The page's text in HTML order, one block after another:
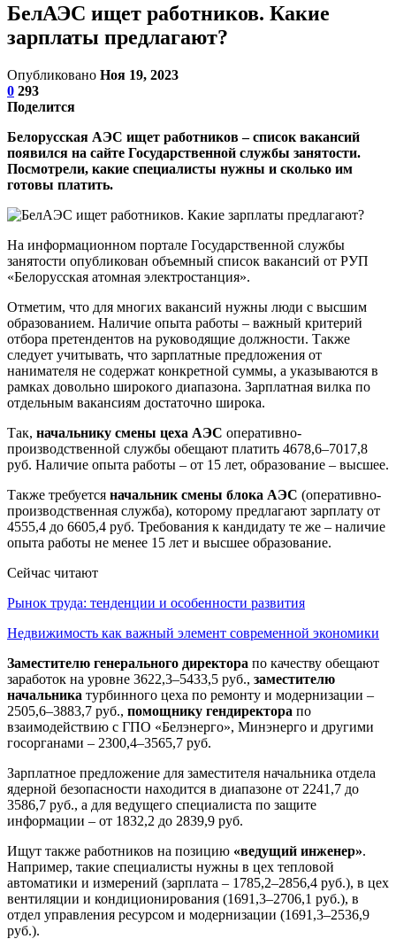
БелАЭС ищет работников. Какие
зарплаты предлагают?
Опубликовано Ноя 19, 2023
0 293
Поделится
Белорусская АЭС ищет работников – список вакансий
появился на сайте Государственной службы занятости.
Посмотрели, какие специалисты нужны и сколько им
готовы платить.
На информационном портале Государственной службы
занятости опубликован объемный список вакансий от РУП
«Белорусская атомная электростанция».
Отметим, что для многих вакансий нужны люди с высшим
образованием. Наличие опыта работы – важный критерий
отбора претендентов на руководящие должности. Также
следует учитывать, что зарплатные предложения от
нанимателя не содержат конкретной суммы, а указываются в
рамках довольно широкого диапазона. Зарплатная вилка по
отдельным вакансиям достаточно широка.
Так, начальнику смены цеха АЭС оперативно-
производственной службы обещают платить 4678,6–7017,8
руб. Наличие опыта работы – от 15 лет, образование – высшее.
Также требуется начальник смены блока АЭС (оперативно-
производственная служба), которому предлагают зарплату от
4555,4 до 6605,4 руб. Требования к кандидату те же – наличие
опыта работы не менее 15 лет и высшее образование.
Сейчас читают
Рынок труда: тенденции и особенности развития
Недвижимость как важный элемент современной экономики
Заместителю генерального директора по качеству обещают
заработок на уровне 3622,3–5433,5 руб., заместителю
начальника турбинного цеха по ремонту и модернизации –
2505,6–3883,7 руб., помощнику гендиректора по
взаимодействию с ГПО «Белэнерго», Минэнерго и другими
госорганами – 2300,4–3565,7 руб.
Зарплатное предложение для заместителя начальника отдела
ядерной безопасности находится в диапазоне от 2241,7 до
3586,7 руб., а для ведущего специалиста по защите
информации – от 1832,2 до 2839,9 руб.
Ищут также работников на позицию «ведущий инженер».
Например, такие специалисты нужны в цех тепловой
автоматики и измерений (зарплата – 1785,2–2856,4 руб.), в цех
вентиляции и кондиционирования (1691,3–2706,1 руб.), в
отдел управления ресурсом и модернизации (1691,3–2536,9
руб.).